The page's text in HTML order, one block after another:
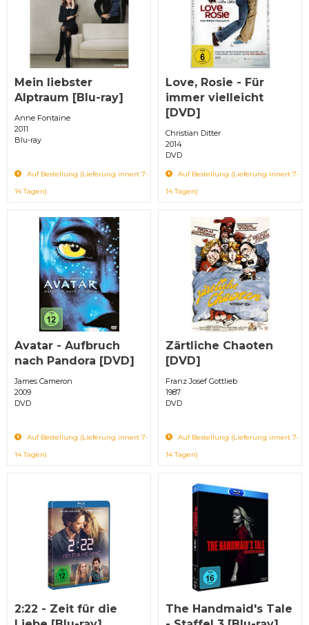
Mein liebster
Alptraum [Blu-ray]
Anne Fontaine
2011
Blu-ray
Auf Bestellung (Lieferung innert 7-
14 Tagen)
Love, Rosie - Für
immer vielleicht
[DVD]
Christian Ditter
2014
DVD
Auf Bestellung (Lieferung innert 7-
14 Tagen)
Avatar - Aufbruch
nach Pandora [DVD]
James Cameron
2009
DVD
Auf Bestellung (Lieferung innert 7-
14 Tagen)
Zärtliche Chaoten
[DVD]
Franz Josef Gottlieb
1987
DVD
Auf Bestellung (Lieferung innert 7-
14 Tagen)
2:22 - Zeit für die
The Handmaid's Tale